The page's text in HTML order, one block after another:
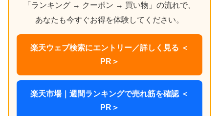
「ランキング → クーポン → 買い物」の流れで、
あなたも今すぐお得を体験してください。
楽天ウェブ検索にエントリー／詳しく見る ＜
PR＞
楽天市場｜週間ランキングで売れ筋を確認 ＜
PR＞